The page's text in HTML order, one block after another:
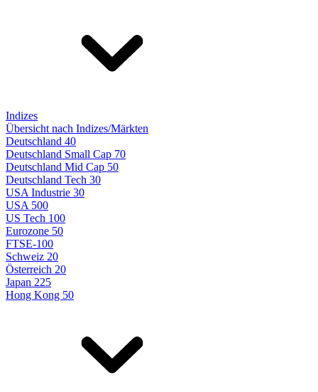
Indizes
Übersicht nach Indizes/Märkten
Deutschland 40
Deutschland Small Cap 70
Deutschland Mid Cap 50
Deutschland Tech 30
USA Industrie 30
USA 500
US Tech 100
Eurozone 50
FTSE-100
Schweiz 20
Österreich 20
Japan 225
Hong Kong 50